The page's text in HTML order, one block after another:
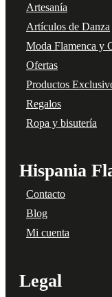
Artesanía
Artículos de Danza
Moda Flamenca y
Ofertas
Productos
Regalos
Ropa y bisutería
Hispania
Contacto
Blog
Mi cuenta
Legal